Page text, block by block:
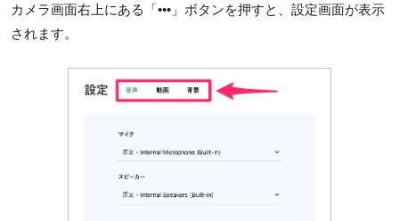
カメラ画面右上にある「•••」ボタンを押すと、設定画面が表示
されます。